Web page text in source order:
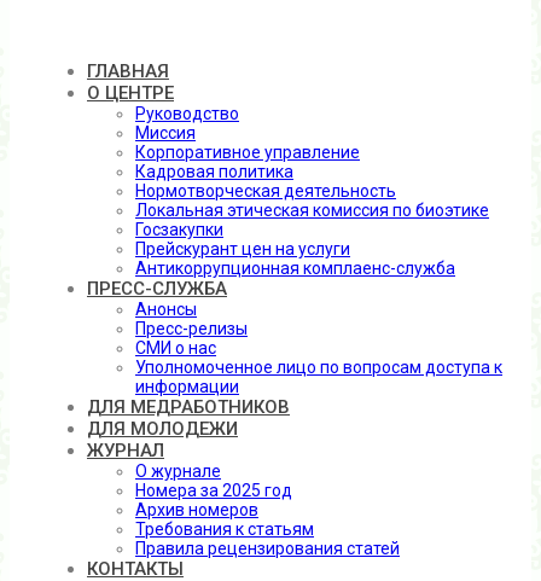
ГЛАВНАЯ
О ЦЕНТРЕ
Руководство
Миссия
Корпоративное управление
Кадровая политика
Нормотворческая деятельность
Локальная этическая комиссия по биоэтике
Госзакупки
Прейскурант цен на услуги
Антикоррупционная комплаенс-служба
ПРЕСС-СЛУЖБА
Анонсы
Пресс-релизы
СМИ о нас
Уполномоченное лицо по вопросам доступа к
информации
ДЛЯ МЕДРАБОТНИКОВ
ДЛЯ МОЛОДЕЖИ
ЖУРНАЛ
О журнале
Номера за 2025 год
Архив номеров
Требования к статьям
Правила рецензирования статей
КОНТАКТЫ